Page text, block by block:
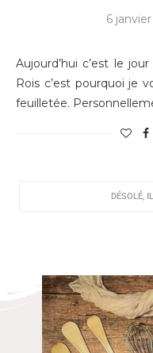
6
Aujourd’hui c’est le
Rois c’est pourquoi je
feuilletée.